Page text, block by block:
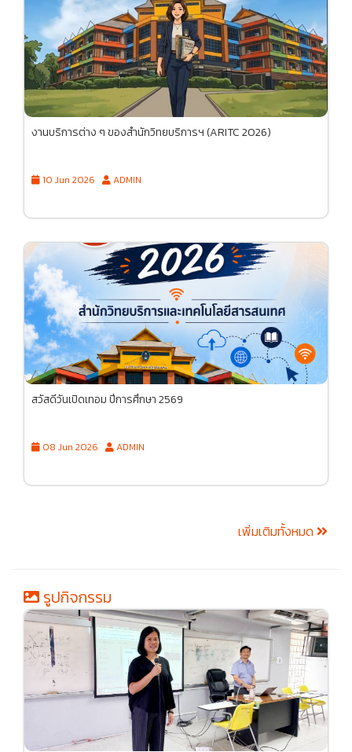
งานบริการต่าง ๆ ของสำนักวิทยบริการฯ (ARITC 2026)
10 Jun 2026 ADMIN
สวัสดีวันเปิดเทอม ปีการศึกษา 2569
08 Jun 2026 ADMIN
เพิ่มเติมทั้งหมด
รูปกิจกรรม